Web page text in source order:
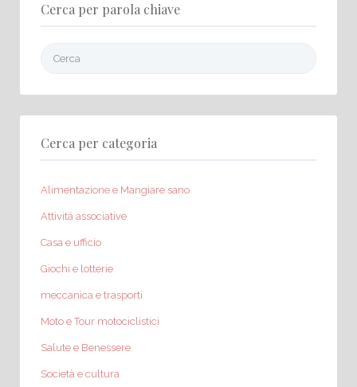
Cerca per parola chiave
Cerca per categoria
Alimentazione e Mangiare sano
Attività associative
Casa e ufficio
Giochi e lotterie
meccanica e trasporti
Moto e Tour motociclistici
Salute e Benessere
Società e cultura